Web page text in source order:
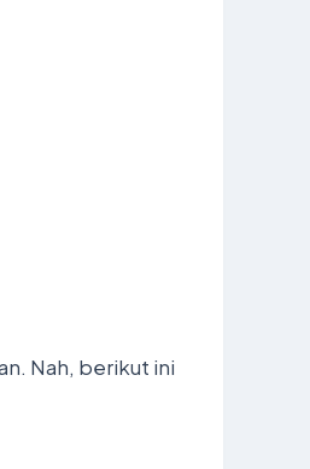
Nah, berikut ini